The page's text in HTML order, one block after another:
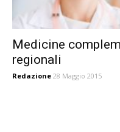
Medicine
regionali
Redazione 28 Maggio 2015